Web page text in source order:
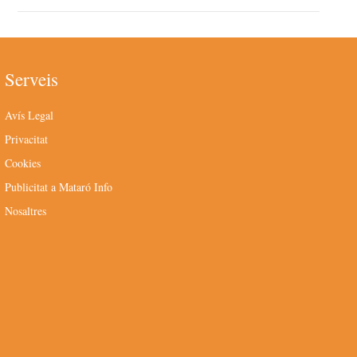
Serveis
Avís Legal
Privacitat
Cookies
Publicitat a Mataró Info
Nosaltres